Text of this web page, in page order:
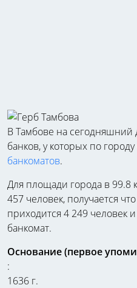
В Тамбове на сегодняшний
банков, у которых по городу
банкоматов.
Для площади города в 99.8
457 человек, получается
приходится 4 249 человек
банкомат.
Основание (первое
:
1636 г.